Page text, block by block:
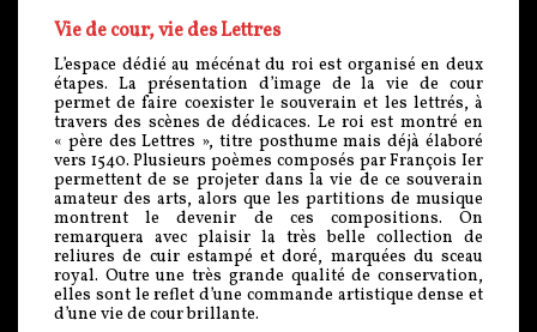
Vie de cour, vie des Lettres
L’espace dédié au mécénat du roi est organisé en deux
étapes. La présentation d’image de la vie de cour
permet de faire coexister le souverain et les lettrés, à
travers des scènes de dédicaces. Le roi est montré en
« père des Lettres », titre posthume mais déjà élaboré
vers 1540. Plusieurs poèmes composés par François Ier
permettent de se projeter dans la vie de ce souverain
amateur des arts, alors que les partitions de musique
montrent le devenir de ces compositions. On
remarquera avec plaisir la très belle collection de
reliures de cuir estampé et doré, marquées du sceau
royal. Outre une très grande qualité de conservation,
elles sont le reflet d’une commande artistique dense et
d’une vie de cour brillante.